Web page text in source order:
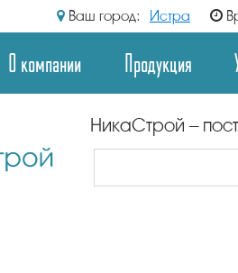
Ваш город: Истра
О компании Продукция
НикаСтрой –